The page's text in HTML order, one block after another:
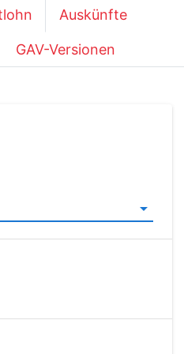
Auskünfte
GAV-Versionen